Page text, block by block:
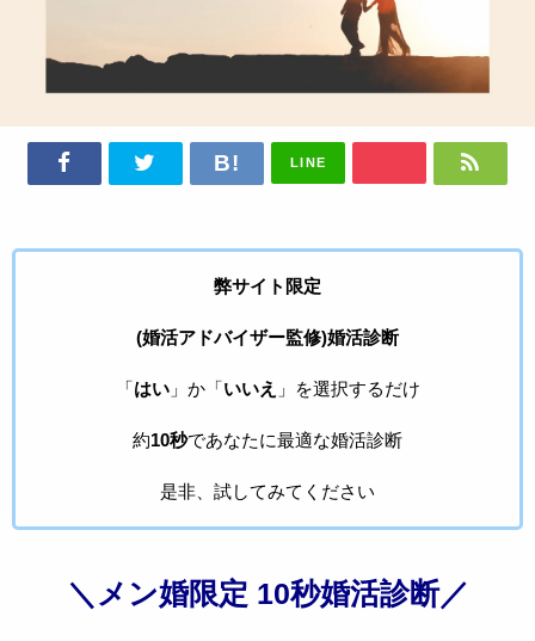
LINE
弊サイト限定
(婚活アドバイザー監修)婚活診断
「はい」か「いいえ 」を選択するだけ
約10秒であなたに最適な婚活診断
是非、試してみてください
＼メン婚限定 10秒婚活診断／